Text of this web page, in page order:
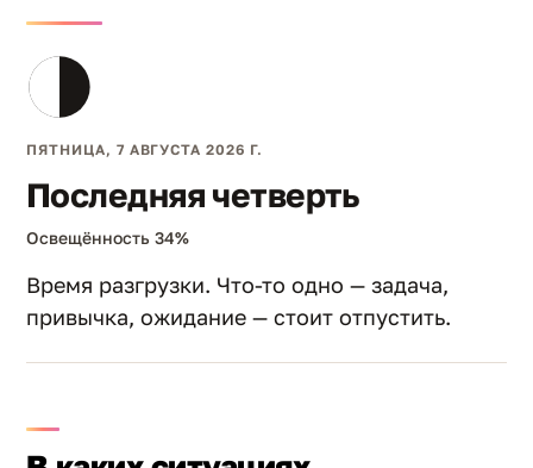
ПЯТНИЦА, 7 АВГУСТА 2026 Г.
Последняя четверть
Освещённость 34%
Время разгрузки. Что-то одно — задача,
привычка, ожидание — стоит отпустить.